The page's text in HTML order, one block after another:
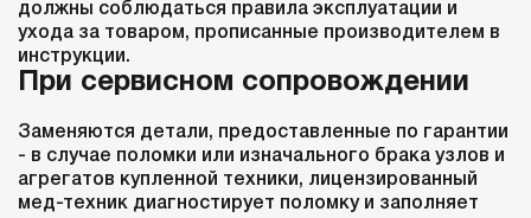
должны соблюдаться правила эксплуатации и
ухода за товаром, прописанные производителем в
инструкции.
При сервисном сопровождении
Заменяются детали, предоставленные по гарантии
- в случае поломки или изначального брака узлов и
агрегатов купленной техники, лицензированный
мед-техник диагностирует поломку и заполняет